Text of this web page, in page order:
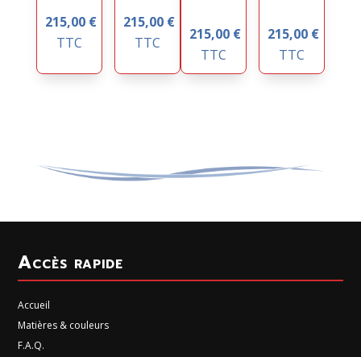
215,00 €
TTC
215,00 €
TTC
215,00 €
TTC
215,00 €
TTC
Accès rapide
Accueil
Matières & couleurs
F.A.Q.